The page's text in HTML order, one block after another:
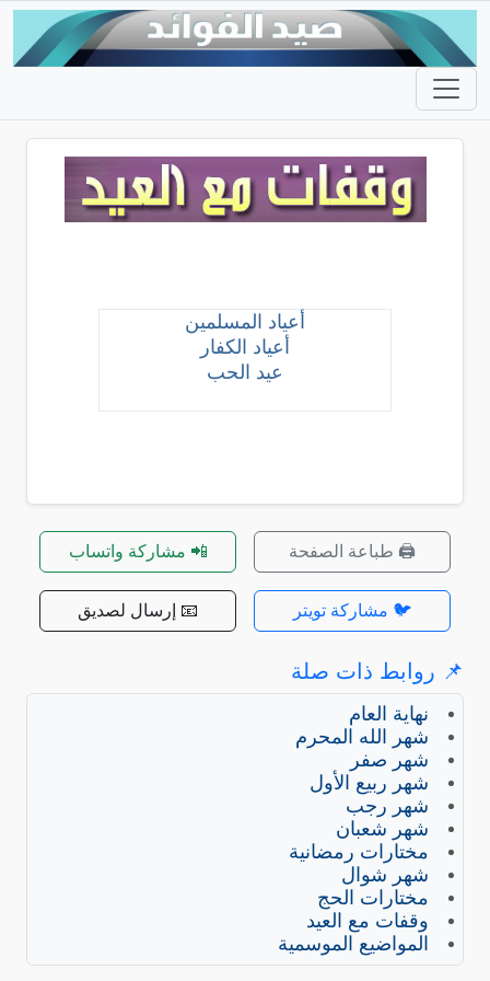
أعياد المسلمين
أعياد الكفار
عيد الحب
🖨️ طباعة الصفحة 📲 مشاركة واتساب
🐦 مشاركة تويتر 📧 إرسال لصديق
📌 روابط ذات صلة
نهاية العام
شهر الله المحرم
شهر صفر
شهر ربيع الأول
شهر رجب
شهر شعبان
مختارات رمضانية
شهر شوال
مختارات الحج
وقفات مع العيد
المواضيع الموسمية